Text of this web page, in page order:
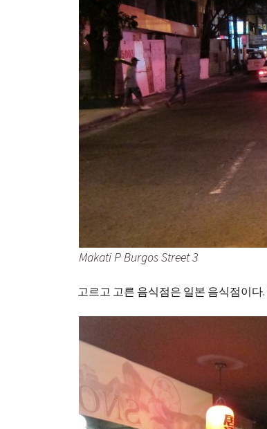
Makati P Burgos Street 3
고르고 고른 음식점은 일본 음식점이